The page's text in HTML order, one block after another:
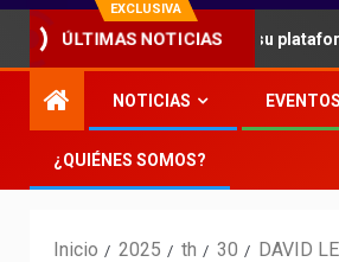
EXCLUSIVA
ÚLTIMAS NOTICIAS
la seguridad en su plataforma con
NOTICIAS EVENTOS
¿QUIÉNES SOMOS?
Inicio 2025 th 30 DAVID